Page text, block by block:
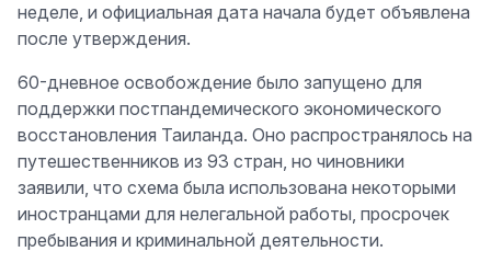
неделе, и официальная дата начала будет объявлена
после утверждения.
60-дневное освобождение было запущено для
поддержки постпандемического экономического
восстановления Таиланда. Оно распространялось на
путешественников из 93 стран, но чиновники
заявили, что схема была использована некоторыми
иностранцами для нелегальной работы, просрочек
пребывания и криминальной деятельности.